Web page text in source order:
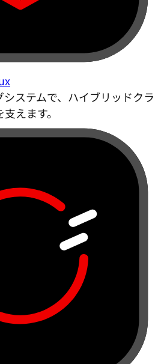
ステムで、ハイブリッドクラ
えます。